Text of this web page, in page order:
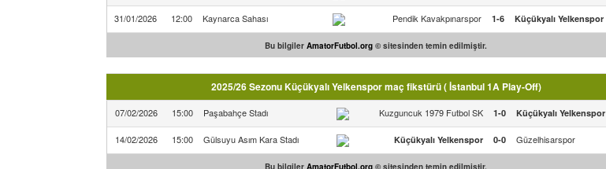
31/01/2026 12:00 Kaynarca Sahası Pendik Kavakpınarspor 1-6 Küçükyalı Yelkenspor
Bu bilgiler AmatorFutbol.org © sitesinden temin edilmiştir.
2025/26 Sezonu Küçükyalı Yelkenspor maç fikstürü ( İstanbul 1A Play-Off)
07/02/2026 15:00 Paşabahçe Stadı Kuzguncuk 1979 Futbol SK 1-0 Küçükyalı Yelkenspor
14/02/2026 15:00 Gülsuyu Asım Kara Stadı Küçükyalı Yelkenspor 0-0 Güzelhisarspor
Bu bilgiler AmatorFutbol.org © sitesinden temin edilmiştir.